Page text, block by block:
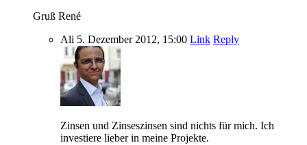
Gruß René
Ali 5. Dezember 2012, 15:00 Link Reply
Zinsen und Zinseszinsen sind nichts für mich. Ich
investiere lieber in meine Projekte.